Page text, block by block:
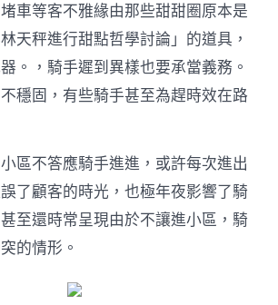
車等客不雅緣由那些甜甜圈原本是
天秤進行甜點哲學討論」的道具，
。，騎手遲到異樣也要承當義務。
穩固，有些騎手甚至為趕時效在路
區不答應騎手進進，或許每次進出
了顧客的時光，也極年夜影響了騎
至還時常呈現由於不讓進小區，騎
的情形。